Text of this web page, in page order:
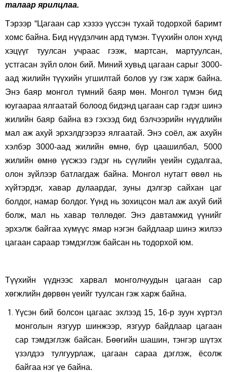
талаар ярилцлаа.
Тэрээр “Цагаан сар хэзээ үүссэн тухай тодорхой баримт
хомс байна. Бид нүүдэлчин ард түмэн. Түүхийн олон хүнд
хэцүүг туулсан учраас гээж, мартсан, мартуулсан,
устгасан зүйл олон бий. Миний хувьд цагаан сарыг 3000-
аад жилийн түүхийн угшилтай болов уу гэж харж байна.
Энэ баяр монгол түмний баяр мөн. Монгол түмэн бид
юугаараа ялгаатай болоод бидэнд цагаан сар гэдэг шинэ
жилийн баяр байна вэ гэхээд бид бэлчээрийн нүүдлийн
мал аж ахуй эрхэлдгээрээ ялгаатай. Энэ соёл, аж ахуйн
хэлбэр 3000-аад жилийн өмнө, бүр цаашилбал, 5000
жилийн өмнө үүсжээ гэдэг нь сүүлийн үеийн судалгаа,
олон зүйлээр батлагдаж байна. Монгол нутагт өвөл нь
хүйтэрдэг, хавар дулаардаг, зуны дэлгэр сайхан цаг
болдог, намар болдог. Үүнд нь зохицсон мал аж ахуй бий
болж, мал нь хавар төллөдөг. Энэ давтамжид үүнийг
эрхэлж байгаа хүмүүс ямар нэгэн байдлаар шинэ жилээ
цагаан сараар тэмдэглэж байсан нь тодорхой юм.
Түүхийн үүднээс харвал монголчуудын цагаан сар
хөгжлийн дөрвөн үеийг туулсан гэж харж байна.
Үүсэн бий болсон цагаас эхлээд 15, 16-р зуун хүртэл
монголын язгуур шинжээр, язгуур байдлаар цагаан
сар тэмдэглэж байсан. Бөөгийн шашин, тэнгэр шүтэх
үзэлдээ тулгуурлаж, цагаан сараа дэглэж, ёсолж
байгаа нэг үе байна.